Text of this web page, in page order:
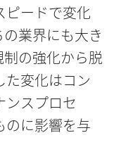
ピードで変化
業界にも大き
制の強化から脱
た変化はコン
ンスプロセ
のに影響を与